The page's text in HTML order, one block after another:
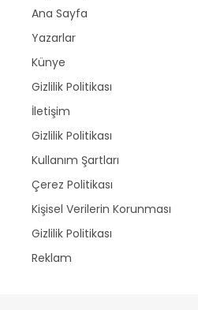
Ana Sayfa
Yazarlar
Künye
Gizlilik Politikası
İletişim
Gizlilik Politikası
Kullanım Şartları
Çerez Politikası
Kişisel Verilerin Korunması
Gizlilik Politikası
Reklam